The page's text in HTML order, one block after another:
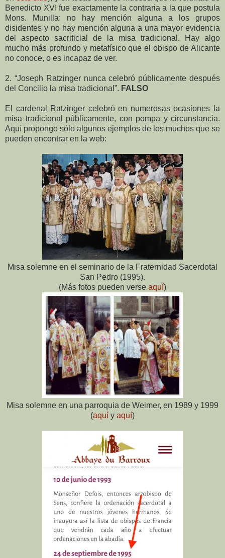
Benedicto XVI fue exactamente la contraria a la que postula
Mons. Munilla: no hay mención alguna a los grupos
disidentes y no hay mención alguna a una mayor evidencia
del aspecto sacrificial de la misa tradicional. Hay algo
mucho más profundo y metafísico que el obispo de Alicante
no conoce, o es incapaz de ver.
2. “Joseph Ratzinger nunca celebró públicamente después
del Concilio la misa tradicional”. FALSO
El cardenal Ratzinger celebró en numerosas ocasiones la
misa tradicional públicamente, con pompa y circunstancia.
Aquí propongo sólo algunos ejemplos de los muchos que se
pueden encontrar en la web:
Misa solemne en el seminario de la Fraternidad Sacerdotal
San Pedro (1995).
(Más fotos pueden verse aquí)
Misa solemne en una parroquia de Weimer, en 1989 y 1999
(aquí y aquí)